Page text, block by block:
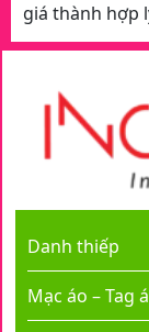
giá thành hợp
Danh thiếp
Mạc áo – Tag